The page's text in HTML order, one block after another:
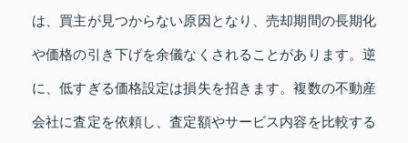
は、買主が見つからない原因となり、売却期間の長期化
や価格の引き下げを余儀なくされることがあります。逆
に、低すぎる価格設定は損失を招きます。複数の不動産
会社に査定を依頼し、査定額やサービス内容を比較する